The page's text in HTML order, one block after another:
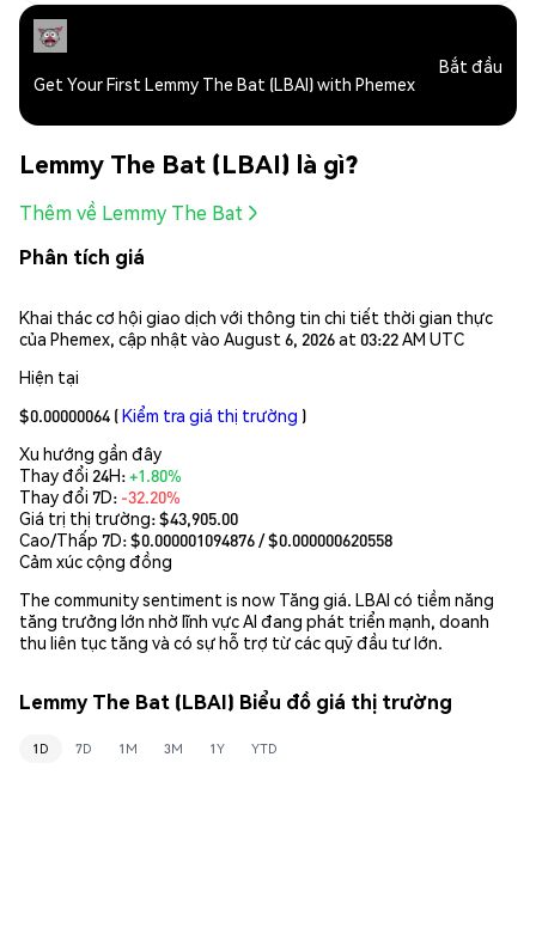
Get Your First Lemmy The Bat (LBAI) with Phemex
Bắt đầu
Lemmy The Bat (LBAI) là gì?
Thêm về Lemmy The Bat
Phân tích giá
Khai thác cơ hội giao dịch với thông tin chi tiết thời gian thực
của Phemex, cập nhật vào August 6, 2026 at 03:22 AM UTC
Hiện tại
$0.00000064 (Kiểm tra giá thị trường )
Xu hướng gần đây
Thay đổi 24H:+1.80%
Thay đổi 7D: -32.20%
Giá trị thị trường:$43,905.00
Cao/Thấp 7D: $0.000001094876/ $0.000000620558
Cảm xúc cộng đồng
The community sentiment is now Tăng giá. LBAI có tiềm năng
tăng trưởng lớn nhờ lĩnh vực AI đang phát triển mạnh, doanh
thu liên tục tăng và có sự hỗ trợ từ các quỹ đầu tư lớn.
Lemmy The Bat (LBAI) Biểu đồ giá thị trường
1D 7D 1M 3M 1Y YTD